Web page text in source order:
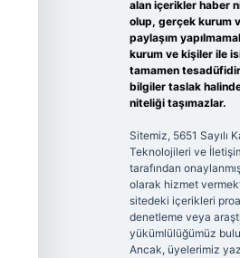
alan içerikler haber
olup, gerçek kurum
paylaşım
kurum ve kişiler ile
tamamen
bilgiler taslak
niteliği taşımazlar.
Sitemiz, 5651 Sayılı
Teknolojileri ve
tarafından
olarak hizmet
sitedeki içerikleri
denetleme veya
yükümlülüğümüz
Ancak, üyelerimiz